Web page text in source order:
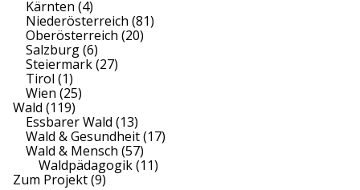
Kärnten (4)
Niederösterreich (81)
Oberösterreich (20)
Salzburg(6)
Steiermark(27)
Tirol (1)
Wien (25)
Wald (119)
Essbarer Wald (13)
Wald & Gesundheit(17)
Wald & Mensch (57)
Waldpädagogik(11)
Zum Projekt(9)